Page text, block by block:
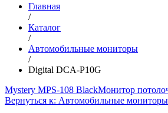
Главная
/
Каталог
/
Автомобильные мониторы
/
Digital DCA-P10G
Mystery MPS-108 BlackМонитор
Вернуться к: Автомобильные мониторы